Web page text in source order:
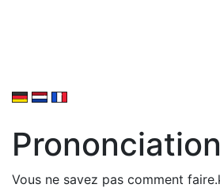
Vous ne savez pas comment